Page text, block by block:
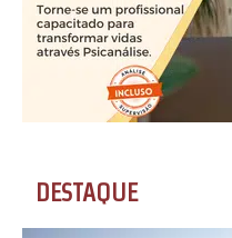
DESTAQUE